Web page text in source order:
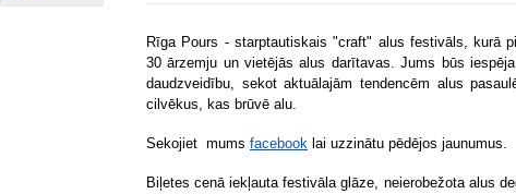
Rīga Pours - starptautiskais "craft" alus festivāls, kurā
30 ārzemju un vietējās alus darītavas. Jums būs
daudzveidību, sekot aktuālajām tendencēm alus
cilvēkus, kas brūvē alu.
Sekojiet mums facebook lai uzzinātu pēdējos jaunumus.
Biļetes cenā iekļauta festivāla glāze, neierobežota alus